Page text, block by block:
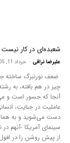
شعبده‌ای در کار نیست
علیرضا نراقی - خرداد 11, 1405
ضعف نورنبرگ ساخته
چیز در هم بافته، به
آنجا که جسور است و
عاملیت در جنایت،
دست می­‌شوید و به همان
سینمای آمریکا -آن­هم
از پیش روشن را در